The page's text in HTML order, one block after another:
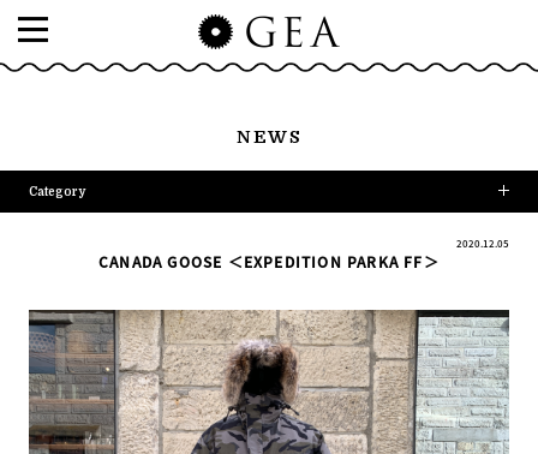
NEWS
Category
2020.12.05
CANADA GOOSE ＜EXPEDITION PARKA FF＞